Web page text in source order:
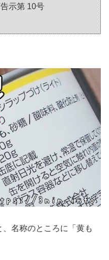
示第 10号
名称のところに「黄も